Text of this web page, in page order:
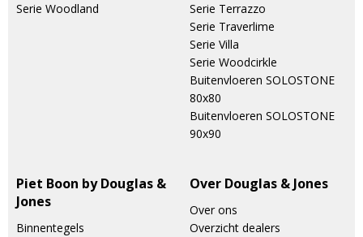
Serie Woodland
Serie Terrazzo
Serie Traverlime
Serie Villa
Serie Woodcirkle
Buitenvloeren SOLOSTONE
80x80
Buitenvloeren SOLOSTONE
90x90
Piet Boon by Douglas &
Jones
Binnentegels
Over Douglas & Jones
Over ons
Overzicht dealers